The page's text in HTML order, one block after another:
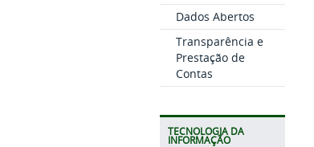
Dados Abertos
Transparência e
Prestação de
Contas
TECNOLOGIA DA
INFORMAÇÃO